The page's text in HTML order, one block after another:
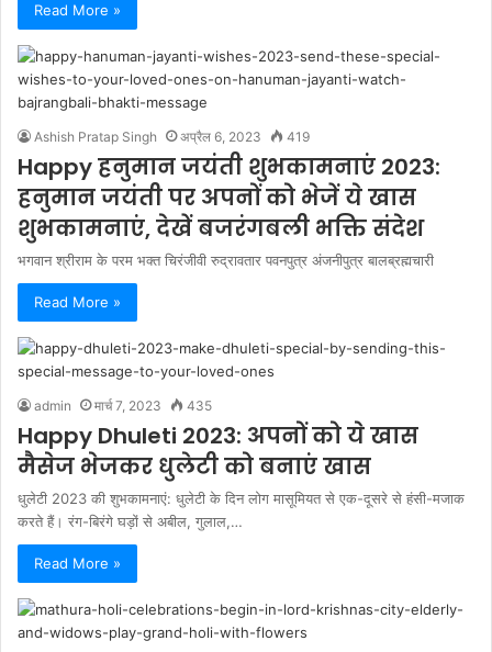
Read More »
Ashish Pratap Singh अप्रैल 6, 2023 419
Happy हनुमान जयंती शुभकामनाएं 2023:
हनुमान जयंती पर अपनों को भेजें ये खास
शुभकामनाएं, देखें बजरंगबली भक्ति संदेश
भगवान श्रीराम के परम भक्त चिरंजीवी रुद्रावतार पवनपुत्र अंजनीपुत्र बालब्रह्मचारी
Read More »
admin मार्च 7, 2023 435
Happy Dhuleti 2023: अपनों को ये खास
मैसेज भेजकर धुलेटी को बनाएं खास
धुलेटी 2023 की शुभकामनाएं: धुलेटी के दिन लोग मासूमियत से एक-दूसरे से हंसी-मजाक
करते हैं। रंग-बिरंगे घड़ों से अबील, गुलाल,…
Read More »